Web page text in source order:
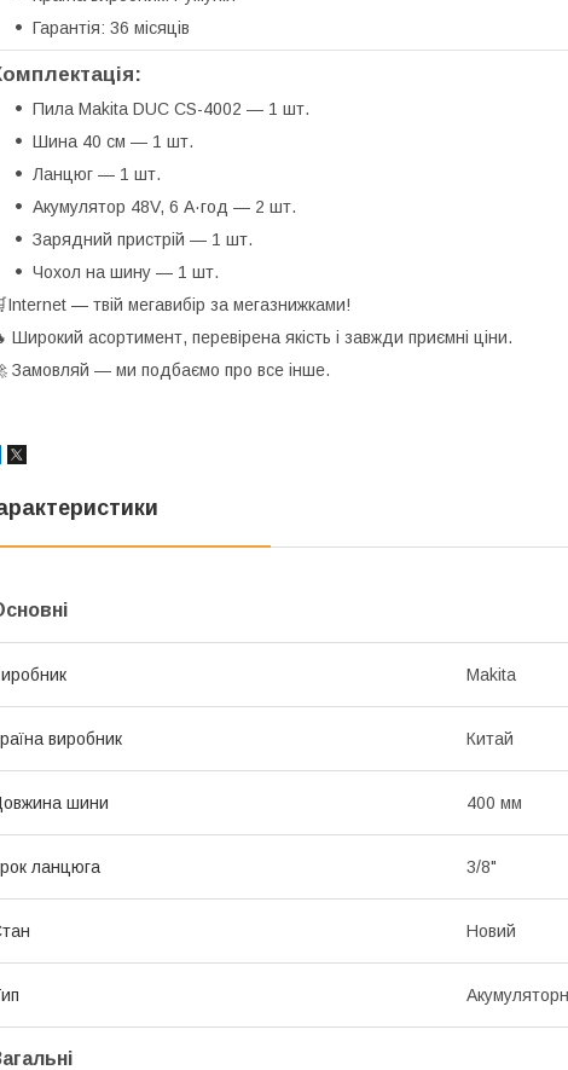
Гарантія: 36 місяців
Пила Makita DUC CS-4002 — 1 шт.
Шина 40 см — 1 шт.
Ланцюг — 1 шт.
Акумулятор 48V, 6 А·год — 2 шт.
Зарядний пристрій — 1 шт.
Чохол на шину — 1 шт.
— твій мегавибір за мегазнижками!
Широкий асортимент, перевірена якість і завжди приємні ціни.
Замовляй — ми подбаємо про все інше.
Makita
виробник Китай
шини 400 мм
ланцюга 3/8"
Новий